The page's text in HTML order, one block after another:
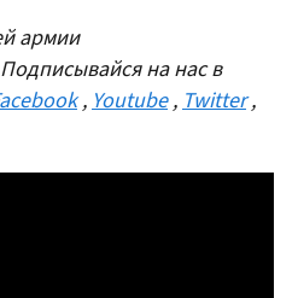
армии
на нас в
,Youtube ,Twitter ,